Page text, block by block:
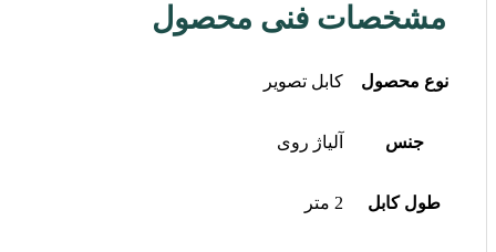
مشخصات فنی محصول
نوع محصول کابل تصویر
جنس آلیاژ روی
طول کابل 2 متر